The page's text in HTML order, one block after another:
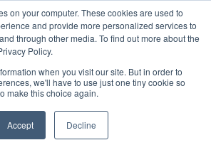
on your computer. These cookies are used to
and provide more personalized services to
through other media. To find out more about the
Policy.
when you visit our site. But in order to
we'll have to use just one tiny cookie so
make this choice again.
Accept Decline
Tel : 092-281-2771
ไฟฟ้า